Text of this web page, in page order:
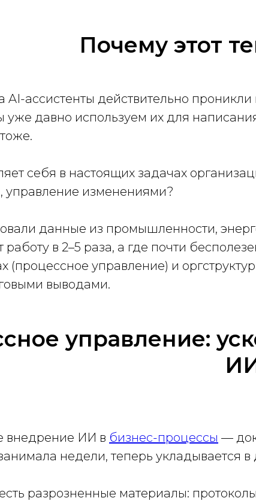
Почему этот
AI-ассистенты действительно
уже давно используем их для
себя в настоящих задачах
управление изменениями?
данные из промышленности,
работу в 2–5 раза, а где почти
(процессное управление) и
выводами.
управление:
внедрение ИИ в бизнес-процессы —
недели, теперь укладывается в
разрозненные материалы: